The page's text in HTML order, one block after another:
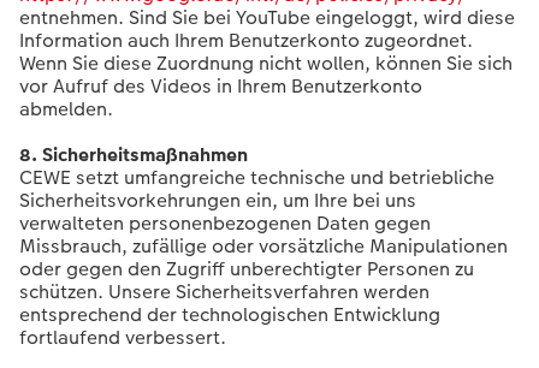
entnehmen. Sind Sie bei YouTube eingeloggt, wird diese
Information auch Ihrem Benutzerkonto zugeordnet.
Wenn Sie diese Zuordnung nicht wollen, können Sie sich
vor Aufruf des Videos in Ihrem Benutzerkonto
abmelden.
8. Sicherheitsmaßnahmen
CEWE setzt umfangreiche technische und betriebliche
Sicherheitsvorkehrungen ein, um Ihre bei uns
verwalteten personenbezogenen Daten gegen
Missbrauch, zufällige oder vorsätzliche Manipulationen
oder gegen den Zugriff unberechtigter Personen zu
schützen. Unsere Sicherheitsverfahren werden
entsprechend der technologischen Entwicklung
fortlaufend verbessert.